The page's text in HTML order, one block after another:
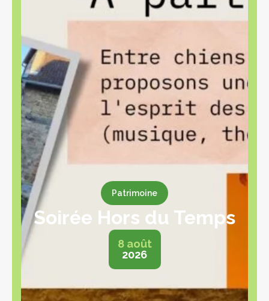
Patrimoine
Soirée Hors du Temps
8 août
2026